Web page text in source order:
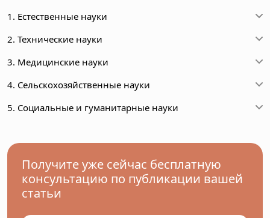
1. Естественные науки
2. Технические науки
3. Медицинские науки
4. Сельскохозяйственные науки
5. Социальные и гуманитарные науки
Получите уже сейчас бесплатную
консультацию по публикации вашей
статьи